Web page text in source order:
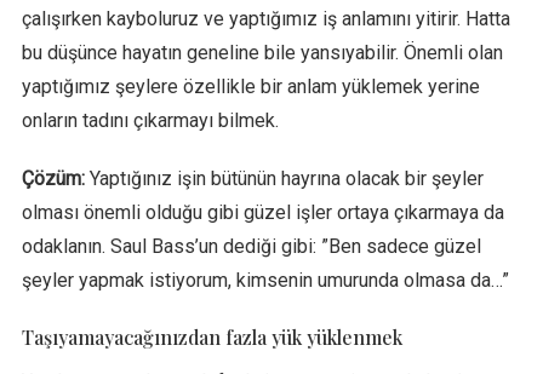
çalışırken kayboluruz ve yaptığımız iş anlamını yitirir. Hatta
bu düşünce hayatın geneline bile yansıyabilir. Önemli olan
yaptığımız şeylere özellikle bir anlam yüklemek yerine
onların tadını çıkarmayı bilmek.
Çözüm:Yaptığınız işin bütünün hayrına olacak bir şeyler
olması önemli olduğu gibi güzel işler ortaya çıkarmaya da
odaklanın. Saul Bass’un dediği gibi: ”Ben sadece güzel
şeyler yapmak istiyorum, kimsenin umurunda olmasa da…”
Taşıyamayacağınızdan fazla yük yüklenmek